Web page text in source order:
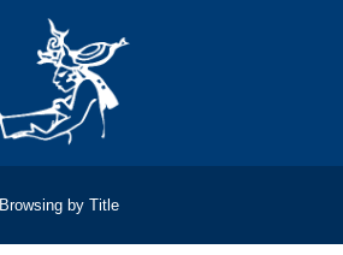
Browsing by Title